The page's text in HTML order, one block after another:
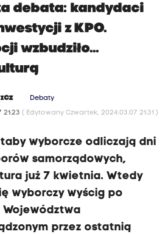
debata: kandydaci
z KPO.
wzbudziło...
Debaty
21:23 ( Edytowany Czwartek, 2024.03.07 21:31 )
wyborcze odliczają dni
samorządowych,
już 7 kwietnia. Wtedy
wyborczy wyścig po
Województwa
przez ostatnią